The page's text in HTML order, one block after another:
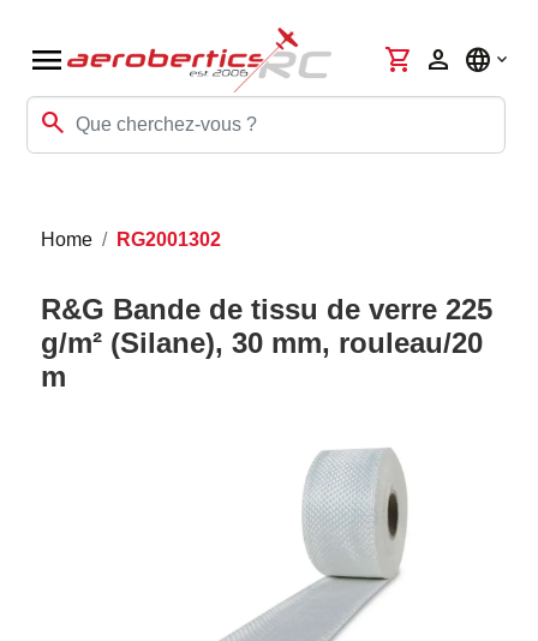
menu
search
shopping_cart person language
Home RG2001302
R&G Bande de tissu de verre 225
g/m² (Silane), 30 mm, rouleau/20
m